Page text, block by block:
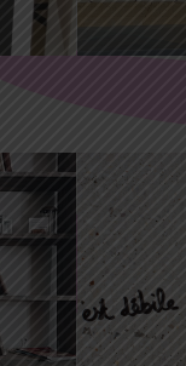
22 Mai
on